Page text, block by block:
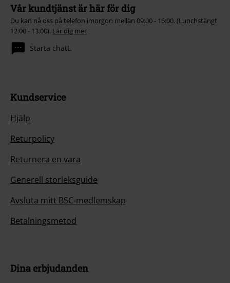
Vår kundtjänst är här för dig
Du kan nå oss på telefon imorgon mellan 09:00 - 16:00. (Lunchstängt
12:00 - 13:00). Lär dig mer
Starta chatt.
Kundservice
Hjälp
Returpolicy
Returnera en vara
Generell storleksguide
Avsluta mitt BSC-medlemskap
Betalningsmetod
Dina erbjudanden